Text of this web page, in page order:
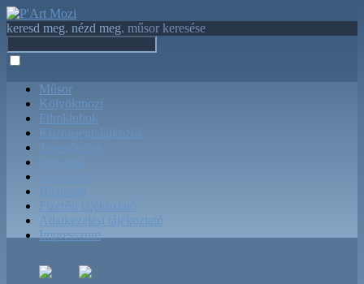
keresd meg. nézd meg. műsor keresése
Műsor
Kölyökmozi
Filmklubok
Közönségtalálkozók
Terembérlés
Jegyárak
Fizetési tájékoztató
Adatkezelési tájékoztató
Impresszum